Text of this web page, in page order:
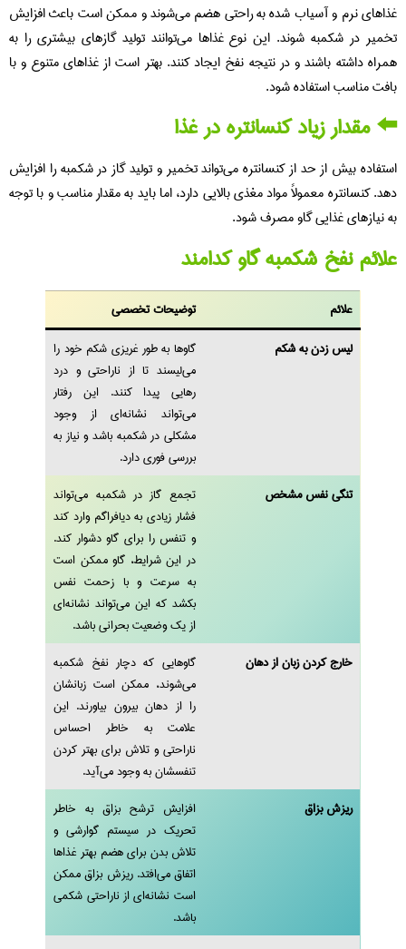
غذاهای نرم و آسیاب شده به راحتی هضم می‌شوند و ممکن است باعث افزایش
تخمیر در شکمبه شوند. این نوع غذاها می‌توانند تولید گازهای بیشتری را به
همراه داشته باشند و در نتیجه نفخ ایجاد کنند. بهتر است از غذاهای متنوع و با
بافت مناسب استفاده شود.
⬅️ مقدار زیاد کنسانتره در غذا
استفاده بیش از حد از کنسانتره می‌تواند تخمیر و تولید گاز در شکمبه را افزایش
دهد. کنسانتره معمولاً مواد مغذی بالایی دارد، اما باید به مقدار مناسب و با توجه
به نیازهای غذایی گاو مصرف شود.
علائم نفخ شکمبه گاو کدامند
علائم
توضیحات تخصصی
لیس زدن به شکم
گاوها به طور غریزی شکم خود را
می‌لیسند تا از ناراحتی و درد
رهایی پیدا کنند. این رفتار
می‌تواند نشانه‌ای از وجود
مشکلی در شکمبه باشد و نیاز به
بررسی فوری دارد.
تنگی نفس مشخص
تجمع گاز در شکمبه می‌تواند
فشار زیادی به دیافراگم وارد کند
و تنفس را برای گاو دشوار کند.
در این شرایط، گاو ممکن است
به سرعت و با زحمت نفس
بکشد که این می‌تواند نشانه‌ای
از یک وضعیت بحرانی باشد.
خارج کردن زبان از دهان
گاوهایی که دچار نفخ شکمبه
می‌شوند، ممکن است زبانشان
را از دهان بیرون بیاورند. این
علامت به خاطر احساس
ناراحتی و تلاش برای بهتر کردن
تنفسشان به وجود می‌آید.
ریزش بزاق
افزایش ترشح بزاق به خاطر
تحریک در سیستم گوارشی و
تلاش بدن برای هضم بهتر غذاها
اتفاق می‌افتد. ریزش بزاق ممکن
است نشانه‌ای از ناراحتی شکمی
باشد.